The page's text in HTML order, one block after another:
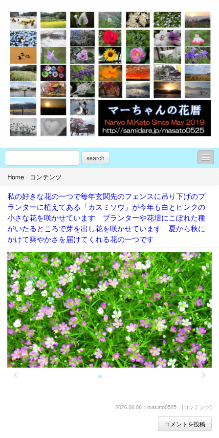
search
コンテンツ
プロフィール
お問合せ
Home / コンテンツ
私の好きな花の一つで毎年玄関先のフェンスに吊り下げのプ
ランターに植えてある「カスミソウ」が今年も白とピンクの
小さな花を咲かせています プランターや花壇にこぼれた種
がいたるところで芽を出し花を咲かせています 夏から秋に
かけて爽やかさを届けてくれる花の一つです
2026.06.06：masato0525：[コンテンツ]
コメントを投稿